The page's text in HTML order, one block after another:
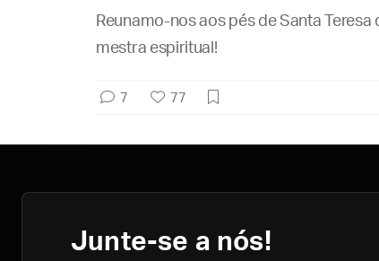
Reunamo-nos aos pés de Santa
mestra espiritual!
7 77
Junte-se a nós!